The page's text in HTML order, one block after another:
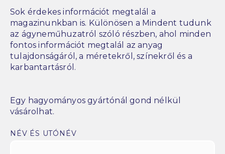
Sok érdekes információt megtalál a
magazinunkban is. Különösen a Mindent tudunk
az ágyneműhuzatról szóló részben, ahol minden
fontos információt megtalál az anyag
tulajdonságáról, a méretekről, színekről és a
karbantartásról.
Egy hagyományos gyártónál gond nélkül
vásárolhat.
NÉV ÉS UTÓNÉV